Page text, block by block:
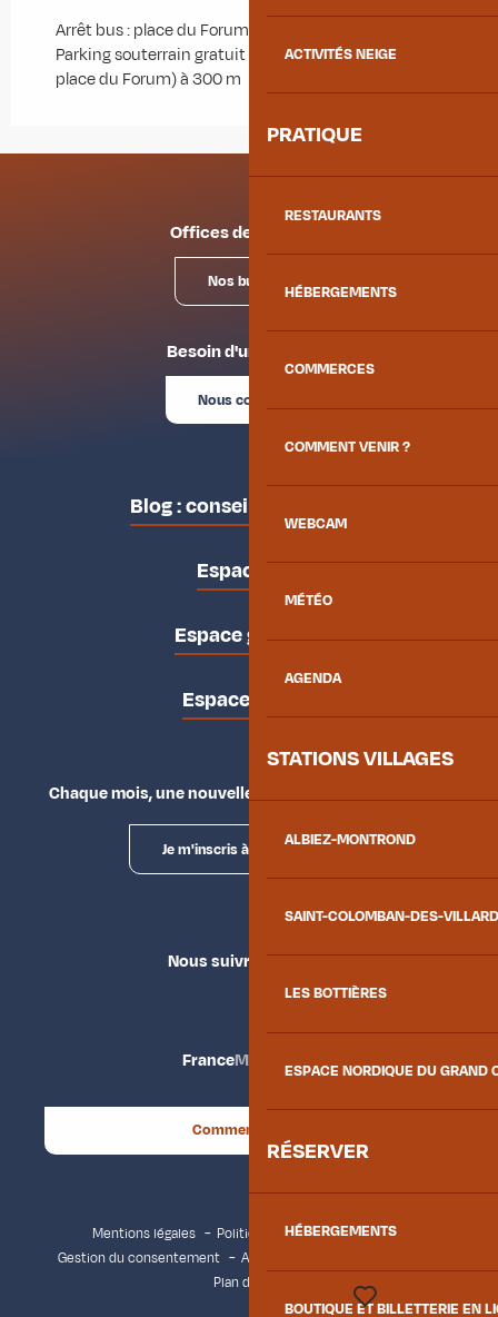
ACTIVITÉS NEIGE
PRATIQUE
RESTAURANTS
HÉBERGEMENTS
COMMERCES
COMMENT VENIR ?
WEBCAM
MÉTÉO
AGENDA
STATIONS VILLAGES
ALBIEZ-MONTROND
SAINT-COLOMBAN-DES-
LES BOTTIÈRES
ESPACE NORDIQUE DU GRAND
RÉSERVER
HÉBERGEMENTS
BOUTIQUE ET BILLETTERIE EN
Arrêt bus : place du Forum
Parking souterrain gratuit Saint-Antoine (sous la
place du Forum) à 300 m
Offices de tourisme
Nos bureaux
Besoin d'un conseil ?
Nous contacter
Blog : conseils des locaux
Espace pro
Espace groupes
Espace presse
Chaque mois, une nouvelle façon d'explorer la vallée.
Je m'inscris à la newsletter
Nous suivre
FranceMaurienne
Comment venir ?
Mentions légales
Politique de confidentialité
Gestion du consentement
Accessibilité : non conforme
Plan du site